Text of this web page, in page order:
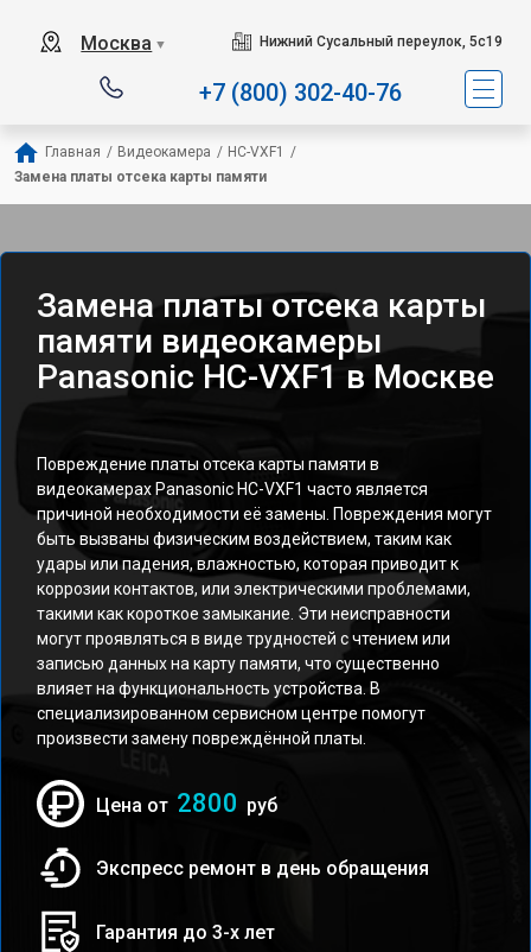
Москва ▼ Нижний Сусальный переулок, 5с19
+7 (800) 302-40-76
Главная / Видеокамера / HC-VXF1
/
Замена платы отсека карты памяти
Замена платы отсека карты
памяти видеокамеры
Panasonic HC-VXF1 в Москве
Повреждение платы отсека карты памяти в
видеокамерах Panasonic HC-VXF1 часто является
причиной необходимости её замены. Повреждения могут
быть вызваны физическим воздействием, таким как
удары или падения, влажностью, которая приводит к
коррозии контактов, или электрическими проблемами,
такими как короткое замыкание. Эти неисправности
могут проявляться в виде трудностей с чтением или
записью данных на карту памяти, что существенно
влияет на функциональность устройства. В
специализированном сервисном центре помогут
произвести замену повреждённой платы.
Цена от 2800 руб
Экспресс ремонт в день обращения
Гарантия до 3-х лет